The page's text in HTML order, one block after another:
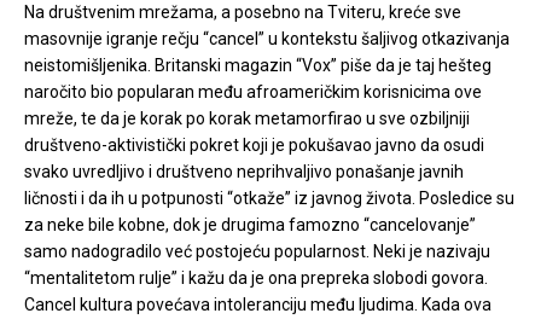
Na društvenim mrežama, a posebno na Tviteru, kreće sve
masovnije igranje rečju “cancel” u kontekstu šaljivog otkazivanja
neistomišljenika. Britanski magazin “Vox” piše da je taj hešteg
naročito bio popularan među afroameričkim korisnicima ove
mreže, te da je korak po korak metamorfirao u sve ozbiljniji
društveno-aktivistički pokret koji je pokušavao javno da osudi
svako uvredljivo i društveno neprihvaljivo ponašanje javnih
ličnosti i da ih u potpunosti “otkaže” iz javnog života. Posledice su
za neke bile kobne, dok je drugima famozno “cancelovanje”
samo nadogradilo već postojeću popularnost. Neki je nazivaju
“mentalitetom rulje” i kažu da je ona prepreka slobodi govora.
Cancel kultura povećava intoleranciju među ljudima. Kada ova